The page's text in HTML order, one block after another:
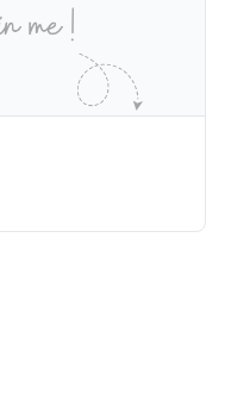
看偷漏税：富人大企
即便富人大企业所在
会视为偷漏税。 这
了
新发现，以及提出防